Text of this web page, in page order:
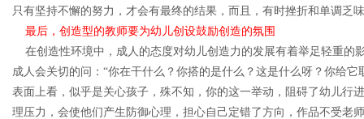
只有坚持不懈的努力，才会有最终的结果，而且，有时挫折和单调
最后，创造型的教师要为幼儿创设鼓励创造的氛围
在创造性环境中，成人的态度对幼儿创造力的发展有着举足轻重的
成人会关切的问：“你在干什么？你搭的是什么？这是什么呀？你给
表面上看，似乎是关心孩子，殊不知，你的这一举动，阻碍了幼儿行
理压力，会使他们产生防御心理，担心自己定错了方向，作品不受